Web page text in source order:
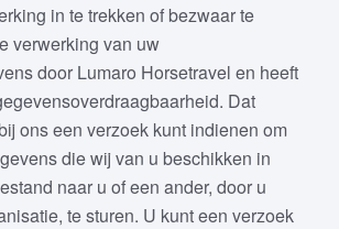
in te trekken of bezwaar te
verwerking van uw
door Lumaro Horsetravel en heeft
Dat
ons een verzoek kunt indienen om
die wij van u beschikken in
naar u of een ander, door u
te sturen. U kunt een verzoek